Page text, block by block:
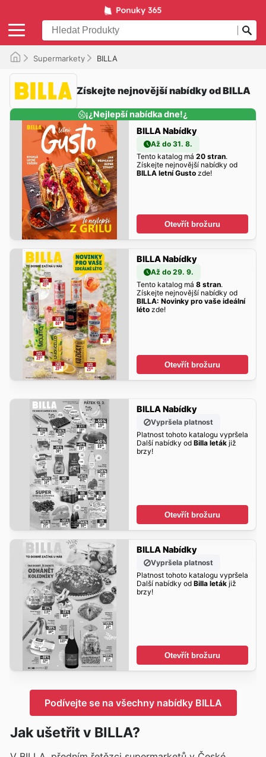
Supermarkety BILLA
Získejte nejnovější nabídky od BILLA
¡¿Nejlepší nabídka dne!¿
BILLA Nabídky
Až do 31. 8.
Tento katalog má 20 stran.
Získejte nejnovější nabídky od
BILLA letní Gustozde!
Otevřít brožuru
BILLA Nabídky
Až do 29. 9.
Tento katalog má 8 stran.
Získejte nejnovější nabídky od
BILLA: Novinky pro vaše ideální
létozde!
Otevřít brožuru
BILLA Nabídky
Vypršela platnost
Platnost tohoto katalogu vypršela
Další nabídky od Billa letákjiž
brzy!
Otevřít brožuru
BILLA Nabídky
Vypršela platnost
Platnost tohoto katalogu vypršela
Další nabídky od Billa letákjiž
brzy!
Otevřít brožuru
Podívejte se na všechny nabídky BILLA
Jak ušetřit v BILLA?